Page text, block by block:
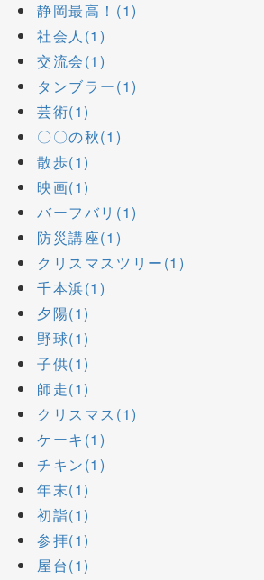
静岡最高！(1)
社会人(1)
交流会(1)
タンブラー(1)
芸術(1)
〇〇の秋(1)
散歩(1)
映画(1)
バーフバリ(1)
防災講座(1)
クリスマスツリー(1)
千本浜(1)
夕陽(1)
野球(1)
子供(1)
師走(1)
クリスマス(1)
ケーキ(1)
チキン(1)
年末(1)
初詣(1)
参拝(1)
屋台(1)